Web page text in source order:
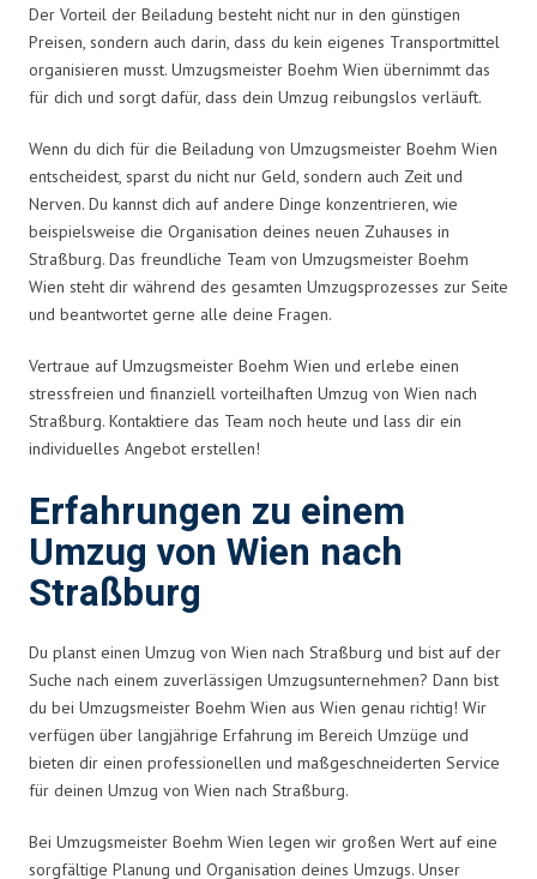
Der Vorteil der Beiladung besteht nicht nur in den günstigen
Preisen, sondern auch darin, dass du kein eigenes Transportmittel
organisieren musst. Umzugsmeister Boehm Wien übernimmt das
für dich und sorgt dafür, dass dein Umzug reibungslos verläuft.
Wenn du dich für die Beiladung von Umzugsmeister Boehm Wien
entscheidest, sparst du nicht nur Geld, sondern auch Zeit und
Nerven. Du kannst dich auf andere Dinge konzentrieren, wie
beispielsweise die Organisation deines neuen Zuhauses in
Straßburg. Das freundliche Team von Umzugsmeister Boehm
Wien steht dir während des gesamten Umzugsprozesses zur Seite
und beantwortet gerne alle deine Fragen.
Vertraue auf Umzugsmeister Boehm Wien und erlebe einen
stressfreien und finanziell vorteilhaften Umzug von Wien nach
Straßburg. Kontaktiere das Team noch heute und lass dir ein
individuelles Angebot erstellen!
Erfahrungen zu einem
Umzug von Wien nach
Straßburg
Du planst einen Umzug von Wien nach Straßburg und bist auf der
Suche nach einem zuverlässigen Umzugsunternehmen? Dann bist
du bei Umzugsmeister Boehm Wien aus Wien genau richtig! Wir
verfügen über langjährige Erfahrung im Bereich Umzüge und
bieten dir einen professionellen und maßgeschneiderten Service
für deinen Umzug von Wien nach Straßburg.
Bei Umzugsmeister Boehm Wien legen wir großen Wert auf eine
sorgfältige Planung und Organisation deines Umzugs. Unser